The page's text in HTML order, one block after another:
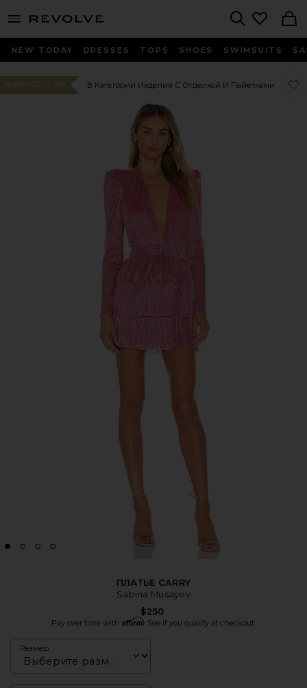
menu - shows more content
NEW TODAY DRESSES TOPS SHOES SWIMSUITS
#195 БЕСТСЕЛЛЕР В Категории Изделия С Отделкой И Пайетками
ПЛАТЬЕ CARRY
Sabina Musayev
$250
Pay over time with Affirm . See if you qualify at checkout.
Размер